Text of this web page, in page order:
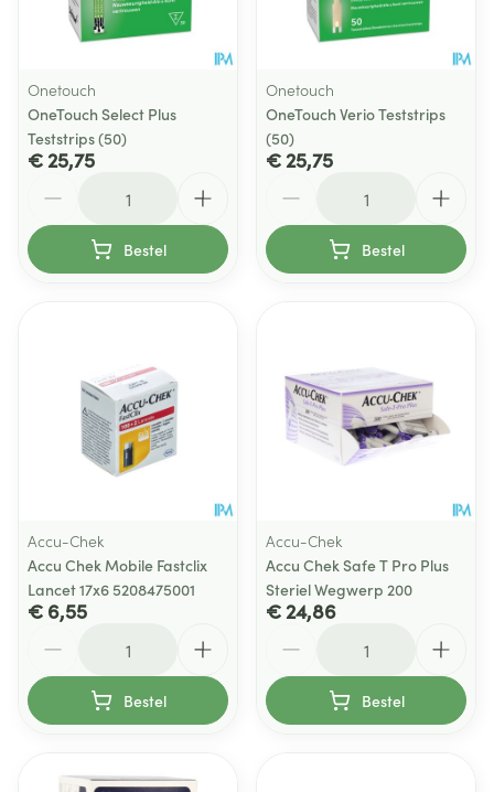
Onetouch
OneTouch Select Plus
Teststrips (50)
€ 25,75
Bestel
Onetouch
OneTouch Verio Teststrips
(50)
€ 25,75
Bestel
Accu-Chek
Accu Chek Mobile Fastclix
Lancet 17x6 5208475001
€ 6,55
Bestel
Accu-Chek
Accu Chek Safe T Pro Plus
Steriel Wegwerp 200
€ 24,86
Bestel